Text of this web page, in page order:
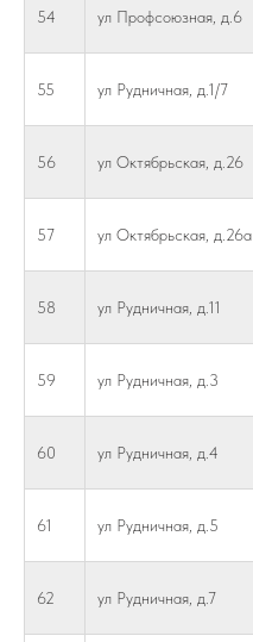
54 ул Профсоюзная, д.6
55 ул Рудничная, д.1/7
56 ул Октябрьская, д.26
57 ул Октябрьская, д.26а
58 ул Рудничная, д.11
59 ул Рудничная, д.3
60 ул Рудничная, д.4
61 ул Рудничная, д.5
62 ул Рудничная, д.7